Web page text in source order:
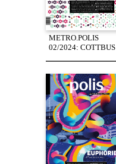
METRO.POLIS
02/2024: COTTBUS